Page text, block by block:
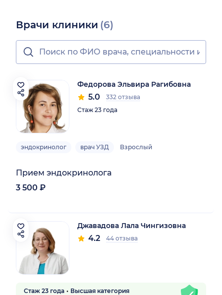
Врачи клиники (6)
Федорова Эльвира Рагибовна
5.0
332 отзыва
Стаж 23 года
эндокринолог врач УЗД Взрослый
Прием эндокринолога
3 500 ₽
Джавадова Лала Чингизовна
4.2 44 отзыва
Стаж 23 года
Высшая категория